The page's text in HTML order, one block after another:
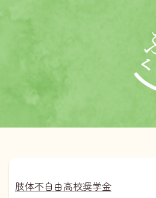
肢体不自由高校奨学金